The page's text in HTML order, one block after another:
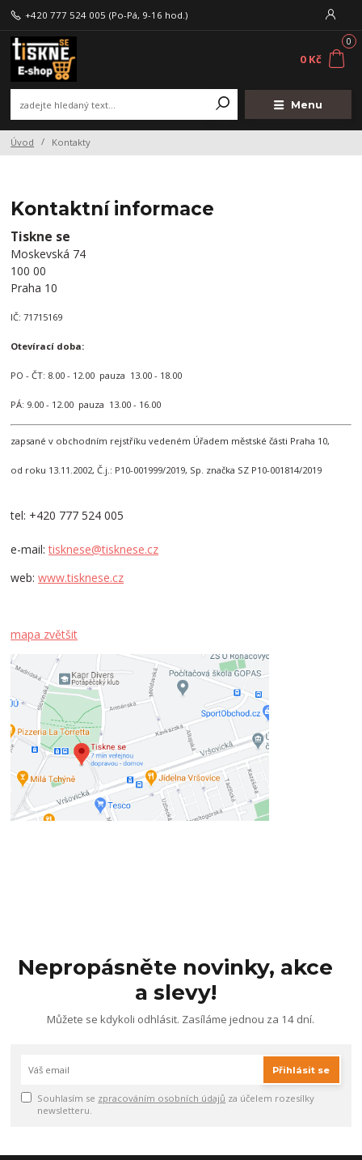
Menu
+420 777 524 005 (Po-Pá, 9-16 hod.)
0
0 Kč
Úvod Kontakty
Kontaktní informace
Tiskne se
Moskevská 74
100 00
Praha 10
IČ: 71715169
Otevírací doba:
PO - ČT: 8.00 - 12.00 pauza 13.00 - 18.00
PÁ: 9.00 - 12.00 pauza 13.00 - 16.00
zapsané v obchodním rejstříku vedeném Úřadem městské části Praha 10,
od roku 13.11.2002, Č.j.: P10-001999/2019, Sp. značka SZ P10-001814/2019
tel: +420 777 524 005
e-mail:tisknese@tisknese.cz
web:www.tisknese.cz
mapa zvětšit
Nepropásněte novinky, akce
a slevy!
Můžete se kdykoli odhlásit. Zasíláme jednou za 14 dní.
Přihlásit se
Souhlasím se zpracováním osobních údajů za účelem rozesílky
newsletteru.